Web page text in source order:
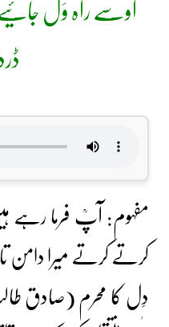
اوسے راہ وَل
مفہوم: آپؒ فرما رہے
کرتے کرتے میرا دامن
دِل کا محرم (صادق